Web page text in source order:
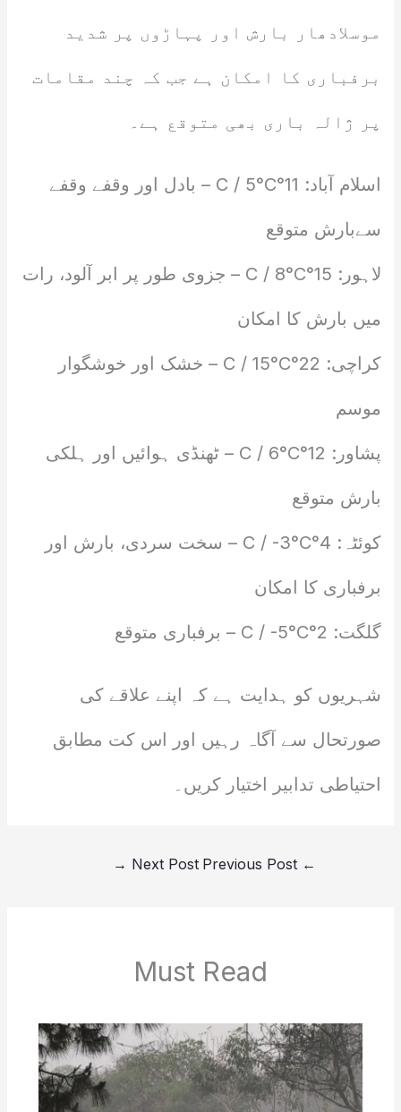
موسلادھار بارش اور پہاڑوں پر شدید
برفباری کا امکان ہے جب کہ چند مقامات
پر ژالہ باری بھی متوقع ہے۔
اسلام آباد: 11°C / 5°C – بادل اور وقفے وقفے
سےبارش متوقع
لاہور: 15°C / 8°C – جزوی طور پر ابر آلود، رات
میں بارش کا امکان
کراچی: 22°C / 15°C – خشک اور خوشگوار
موسم
پشاور: 12°C / 6°C – ٹھنڈی ہوائیں اور ہلکی
بارش متوقع
کوئٹہ: 4°C / -3°C – سخت سردی، بارش اور
برفباری کا امکان
گلگت: 2°C / -5°C – برفباری متوقع
شہریوں کو ہدایت ہے کہ اپنے علاقے کی
صورتحال سے آگاہ رہیں اور اس کت مطابق
احتیاطی تدابیر اختیار کریں۔
←
Next Post
→
Must Read